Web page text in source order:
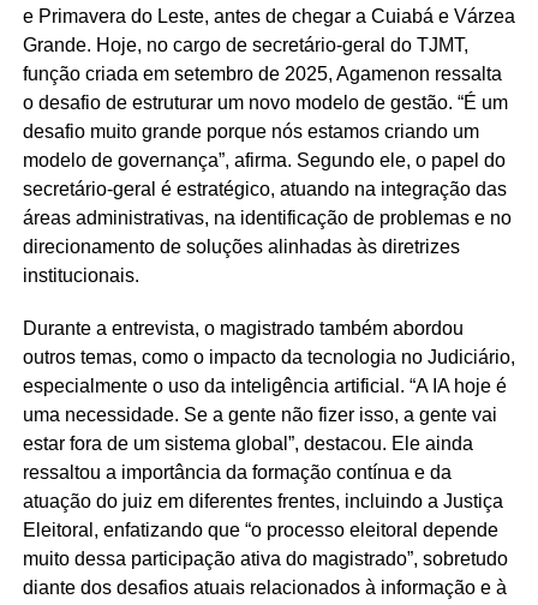
e Primavera do Leste, antes de chegar a Cuiabá e Várzea
Grande. Hoje, no cargo de secretário-geral do TJMT,
função criada em setembro de 2025, Agamenon ressalta
o desafio de estruturar um novo modelo de gestão. “É um
desafio muito grande porque nós estamos criando um
modelo de governança”, afirma. Segundo ele, o papel do
secretário-geral é estratégico, atuando na integração das
áreas administrativas, na identificação de problemas e no
direcionamento de soluções alinhadas às diretrizes
institucionais.
Durante a entrevista, o magistrado também abordou
outros temas, como o impacto da tecnologia no Judiciário,
especialmente o uso da inteligência artificial. “A IA hoje é
uma necessidade. Se a gente não fizer isso, a gente vai
estar fora de um sistema global”, destacou. Ele ainda
ressaltou a importância da formação contínua e da
atuação do juiz em diferentes frentes, incluindo a Justiça
Eleitoral, enfatizando que “o processo eleitoral depende
muito dessa participação ativa do magistrado”, sobretudo
diante dos desafios atuais relacionados à informação e à